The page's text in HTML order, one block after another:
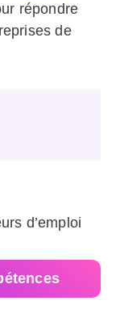
répondre
de
d’emploi